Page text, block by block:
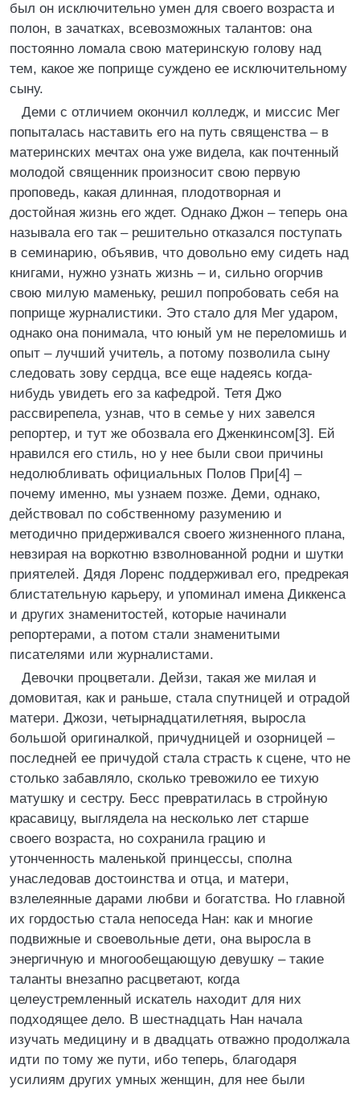
был он исключительно умен для своего возраста и
полон, в зачатках, всевозможных талантов: она
постоянно ломала свою материнскую голову над
тем, какое же поприще суждено ее исключительному
сыну.
Деми с отличием окончил колледж, и миссис Мег
попыталась наставить его на путь священства – в
материнских мечтах она уже видела, как почтенный
молодой священник произносит свою первую
проповедь, какая длинная, плодотворная и
достойная жизнь его ждет. Однако Джон – теперь она
называла его так – решительно отказался поступать
в семинарию, объявив, что довольно ему сидеть над
книгами, нужно узнать жизнь – и, сильно огорчив
свою милую маменьку, решил попробовать себя на
поприще журналистики. Это стало для Мег ударом,
однако она понимала, что юный ум не переломишь и
опыт – лучший учитель, а потому позволила сыну
следовать зову сердца, все еще надеясь когда-
нибудь увидеть его за кафедрой. Тетя Джо
рассвирепела, узнав, что в семье у них завелся
репортер, и тут же обозвала его Дженкинсом[3]. Ей
нравился его стиль, но у нее были свои причины
недолюбливать официальных Полов При[4] –
почему именно, мы узнаем позже. Деми, однако,
действовал по собственному разумению и
методично придерживался своего жизненного плана,
невзирая на воркотню взволнованной родни и шутки
приятелей. Дядя Лоренс поддерживал его, предрекая
блистательную карьеру, и упоминал имена Диккенса
и других знаменитостей, которые начинали
репортерами, а потом стали знаменитыми
писателями или журналистами.
Девочки процветали. Дейзи, такая же милая и
домовитая, как и раньше, стала спутницей и отрадой
матери. Джози, четырнадцатилетняя, выросла
большой оригиналкой, причудницей и озорницей –
последней ее причудой стала страсть к сцене, что не
столько забавляло, сколько тревожило ее тихую
матушку и сестру. Бесс превратилась в стройную
красавицу, выглядела на несколько лет старше
своего возраста, но сохранила грацию и
утонченность маленькой принцессы, сполна
унаследовав достоинства и отца, и матери,
взлелеянные дарами любви и богатства. Но главной
их гордостью стала непоседа Нан: как и многие
подвижные и своевольные дети, она выросла в
энергичную и многообещающую девушку – такие
таланты внезапно расцветают, когда
целеустремленный искатель находит для них
подходящее дело. В шестнадцать Нан начала
изучать медицину и в двадцать отважно продолжала
идти по тому же пути, ибо теперь, благодаря
усилиям других умных женщин, для нее были